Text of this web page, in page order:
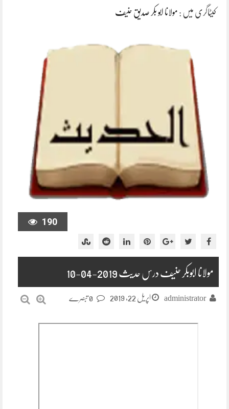
کیٹاگری میں : مولانا ابو بکر صدیق حنیف
190
مولانا ابوبکر حنیف درس حدیث 2019-04-10
administrator اپریل 22, 2019